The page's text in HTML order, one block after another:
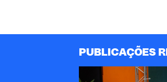
PUBLICAÇÕES